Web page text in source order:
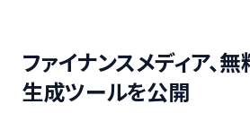
ファイナンスメディア、
生成ツールを公開